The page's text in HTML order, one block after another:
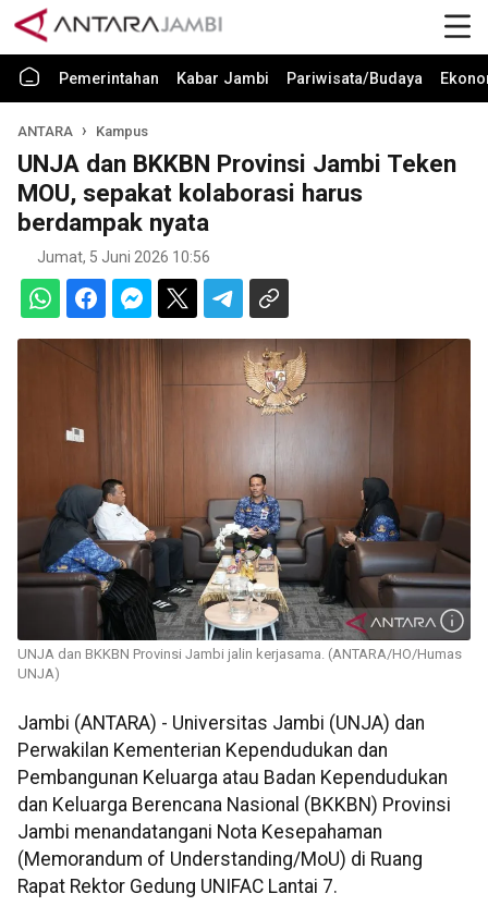
Pemerintahan Kabar Jambi Pariwisata/Budaya
ANTARA Kampus
UNJA dan BKKBN Provinsi Jambi Teken
MOU, sepakat kolaborasi harus
berdampak nyata
Jumat, 5 Juni 2026 10:56
UNJA dan BKKBN Provinsi Jambi jalin kerjasama. (ANTARA/HO/Humas
UNJA)
Jambi (ANTARA) - Universitas Jambi (UNJA) dan
Perwakilan Kementerian Kependudukan dan
Pembangunan Keluarga atau Badan Kependudukan
dan Keluarga Berencana Nasional (BKKBN) Provinsi
Jambi menandatangani Nota Kesepahaman
(Memorandum of Understanding/MoU) di Ruang
Rapat Rektor Gedung UNIFAC Lantai 7.